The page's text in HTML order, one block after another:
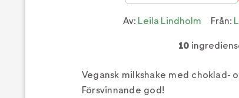
Av: Leila Lindholm Från:
10
Vegansk milkshake med choklad-
Försvinnande god!